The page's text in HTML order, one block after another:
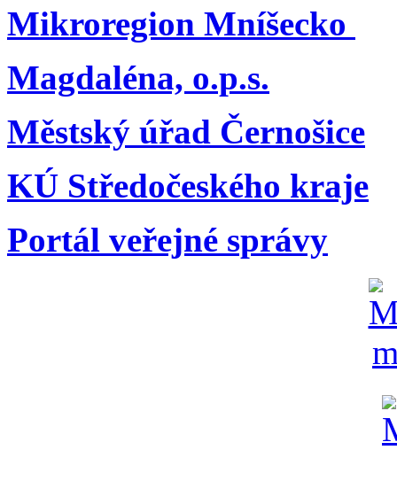
Mikroregion Mníšecko
Magdaléna, o.p.s.
Městský úřad Černošice
KÚ Středočeského kraje
Portál veřejné správy